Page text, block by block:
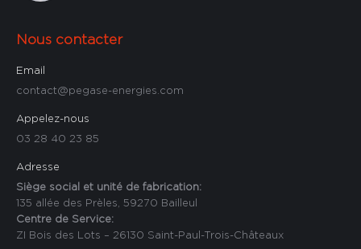
Nous contacter
Email
contact@pegase-energies.com
Appelez-nous
03 28 40 23 85
Adresse
Siège social et unité de fabrication:
135 allée des Prèles, 59270 Bailleul
Centre de Service:
ZI Bois des Lots – 26130 Saint-Paul-Trois-Châteaux